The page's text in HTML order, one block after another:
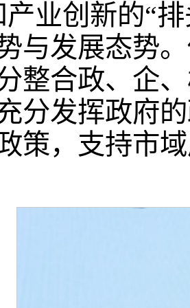
产业创新的“
与发展态势
整合政、企
分发挥政府
策，支持市